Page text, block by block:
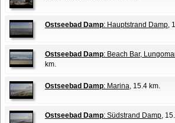
Ostseebad Damp: Hauptstrand Damp,
Ostseebad Damp: Beach Bar,
km.
Ostseebad Damp: Marina, 15.4 km.
Ostseebad Damp: Südstrand Damp,